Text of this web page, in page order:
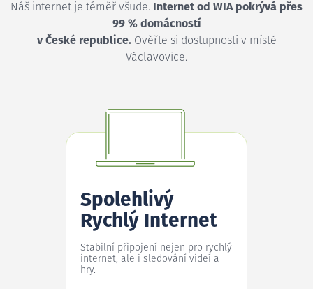
Náš internet je téměř všude. Internet od WIA pokrývá přes
99 % domácností
v České republice.Ověřte si dostupnosti v místě
Václavovice.
Spolehlivý
Rychlý Internet
Stabilní připojení nejen pro rychlý
internet, ale i sledování videí a
hry.